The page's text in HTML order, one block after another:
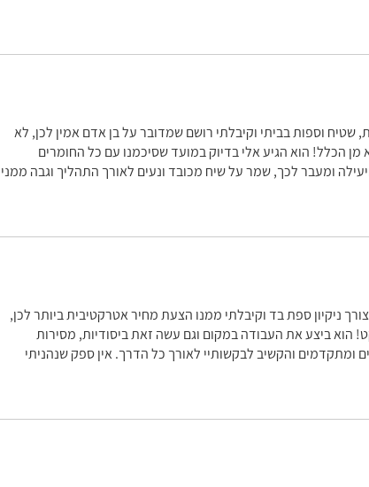
שטיח וספות בביתי וקיבלתי רושם שמדובר על בן אדם אמין לכן, לא
הכלל! הוא הגיע אלי בדיוק במועד שסיכמנו עם כל החומרים
ומעבר לכך, שמר על שיח מכובד ונעים לאורך התהליך וגבה ממני
ניקיון ספת בד וקיבלתי ממנו הצעת מחיר אטרקטיבית ביותר לכן,
הוא ביצע את העבודה במקום וגם עשה זאת ביסודיות, מסירות
ומתקדמים והקשיב לבקשותיי לאורך כל הדרך. אין ספק שנהניתי